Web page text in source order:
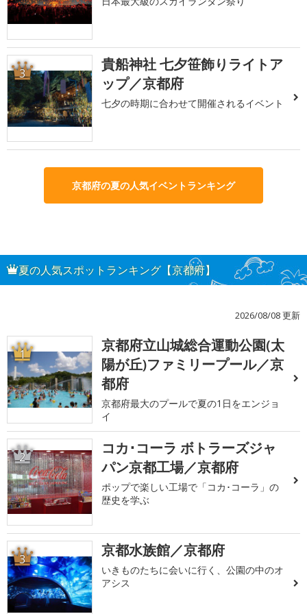
3
貴船神社 七夕笹飾りライトア
ップ／京都府
七夕の時期に合わせて開催されるイベント
京都府の夏の人気イベントランキング
夏の人気スポットランキング【京都府】
2026/08/08 更新
1
京都府立山城総合運動公園(太
陽が丘)ファミリープール／京
都府
京都府最大のプールで夏の1日をエンジョ
イ
2
コカ･コーラ ボトラーズジャ
パン京都工場／京都府
ポップで楽しい工場で「コカ･コーラ」の
歴史を学ぶ
3 京都水族館／京都府
いきものたちに会いに行く、公園の中のオ
アシス